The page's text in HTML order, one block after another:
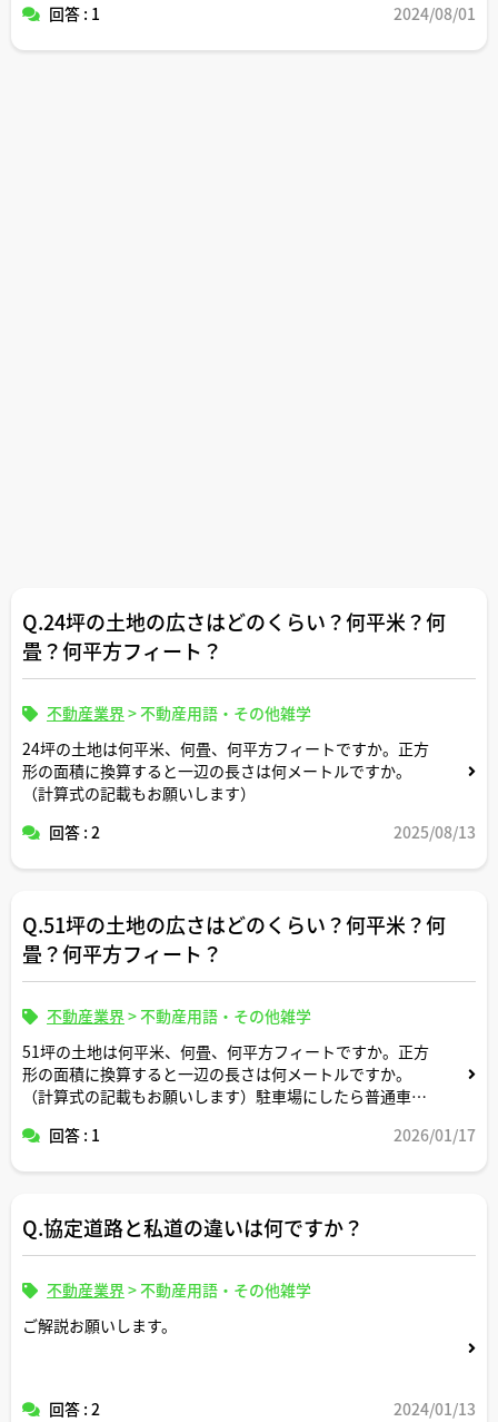
回答 : 1 2024/08/01
Q.24坪の土地の広さはどのくらい？何平米？何
畳？何平方フィート？
不動産業界>不動産用語・その他雑学
24坪の土地は何平米、何畳、何平方フィートですか。正方
形の面積に換算すると一辺の長さは何メートルですか。
（計算式の記載もお願いします）
回答 : 2
2025/08/13
Q.51坪の土地の広さはどのくらい？何平米？何
畳？何平方フィート？
不動産業界>不動産用語・その他雑学
51坪の土地は何平米、何畳、何平方フィートですか。正方
形の面積に換算すると一辺の長さは何メートルですか。
（計算式の記載もお願いします）駐車場にしたら普通車約
回答 : 1 2026/01/17
Q.協定道路と私道の違いは何ですか？
不動産業界>不動産用語・その他雑学
ご解説お願いします。
回答 : 2 2024/01/13